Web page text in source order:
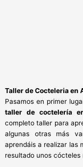
Taller de Cocteleria en
Pasamos en primer
taller de coctelería
completo taller para
algunas otras más
aprendáis a realizar las
resultado unos cócteles